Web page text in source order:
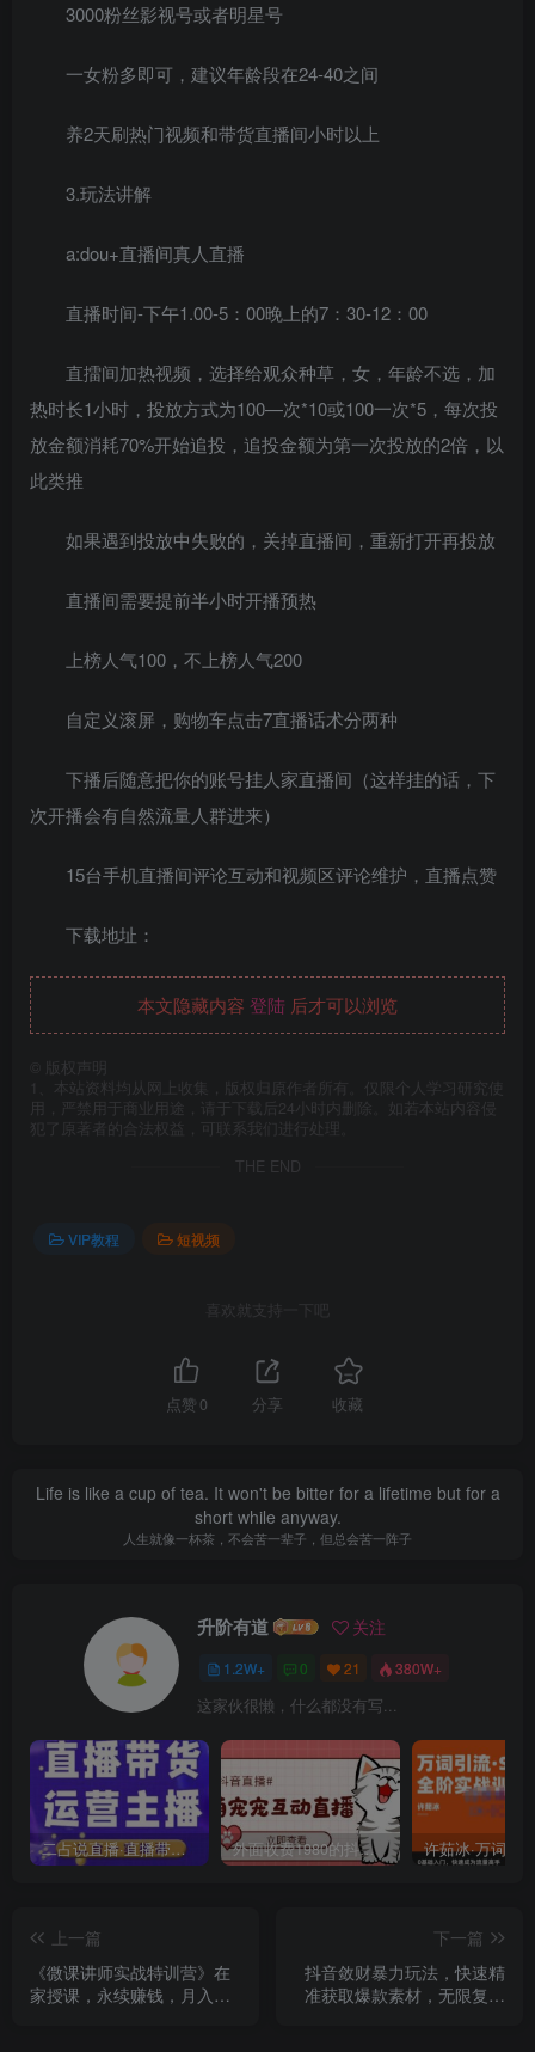
3000粉丝影视号或者明星号
一女粉多即可，建议年龄段在24-40之间
养2天刷热门视频和带货直播间小时以上
3.玩法讲解
a:dou+直播间真人直播
直播时间-下午1.00-5：00晚上的7：30-12：00
直擂间加热视频，选择给观众种草，女，年龄不选，加
热时长1小时，投放方式为100—次*10或100一次*5，每次投
放金额消耗70%开始追投，追投金额为第一次投放的2倍，以
此类推
如果遇到投放中失败的，关掉直播间，重新打开再投放
直播间需要提前半小时开播预热
上榜人气100，不上榜人气200
自定义滚屏，购物车点击7直播话术分两种
下播后随意把你的账号挂人家直播间（这样挂的话，下
次开播会有自然流量人群进来）
15台手机直播间评论互动和视频区评论维护，直播点赞
下载地址：
本文隐藏内容 登陆 后才可以浏览
版权声明
1、本站资料均从网上收集，版权归原作者所有。仅限个人学习研究使
用，严禁用于商业用途，请于下载后24小时内删除。如若本站内容侵
犯了原著者的合法权益，可联系我们进行处理。
THE END
VIP教程 短视频
喜欢就支持一下吧
点赞 0 分享 收藏
Life is like a cup of tea. It won't be bitter for a lifetime but for a
short while anyway.
人生就像一杯茶，不会苦一辈子，但总会苦一阵子
升阶有道 关注
1.2W+ 0 21 380W+
这家伙很懒，什么都没有写...
二占说直播·直播带货主播运营课程，主播运营二合一实操课 外面收费1980的抖音萌宠宠直播项目，可虚拟人直播，抖音报白，实时互动直播【软件+详细教程】
上一篇
《微课讲师实战特训营》在
家授课，永续赚钱，月入过
下一篇
抖音敛财暴力玩法，快速精
准获取爆款素材，无限复制